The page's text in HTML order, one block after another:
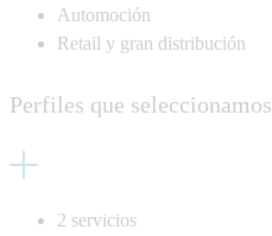
Automoción
Retail y gran distribución
Perfiles que seleccionamos
2 servicios